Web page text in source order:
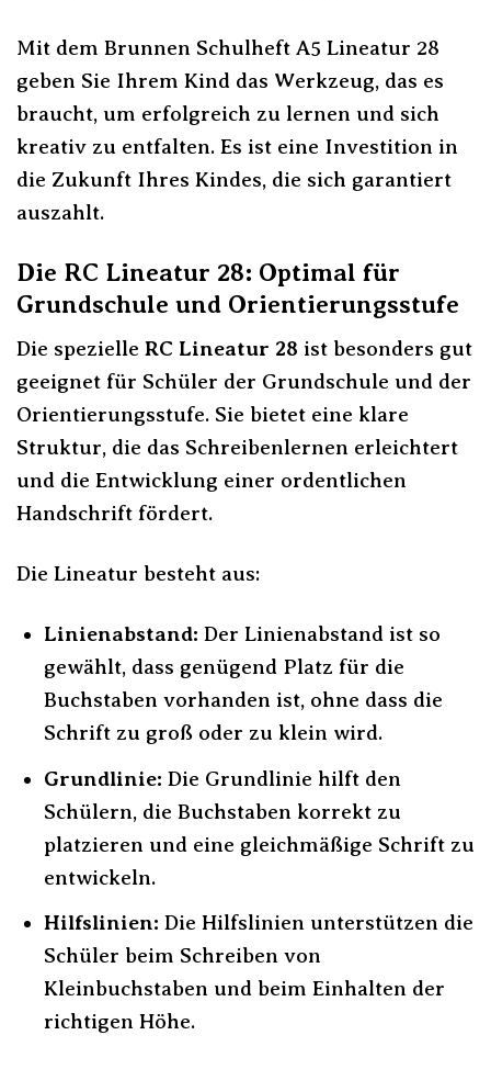
Mit dem Brunnen Schulheft A5 Lineatur 28
geben Sie Ihrem Kind das Werkzeug, das es
braucht, um erfolgreich zu lernen und sich
kreativ zu entfalten. Es ist eine Investition in
die Zukunft Ihres Kindes, die sich garantiert
auszahlt.
Die RC Lineatur 28: Optimal für
Grundschule und Orientierungsstufe
Die spezielle RC Lineatur 28 ist besonders gut
geeignet für Schüler der Grundschule und der
Orientierungsstufe. Sie bietet eine klare
Struktur, die das Schreibenlernen erleichtert
und die Entwicklung einer ordentlichen
Handschrift fördert.
Die Lineatur besteht aus:
Linienabstand: Der Linienabstand ist so
gewählt, dass genügend Platz für die
Buchstaben vorhanden ist, ohne dass die
Schrift zu groß oder zu klein wird.
Grundlinie: Die Grundlinie hilft den
Schülern, die Buchstaben korrekt zu
platzieren und eine gleichmäßige Schrift zu
entwickeln.
Hilfslinien: Die Hilfslinien unterstützen die
Schüler beim Schreiben von
Kleinbuchstaben und beim Einhalten der
richtigen Höhe.